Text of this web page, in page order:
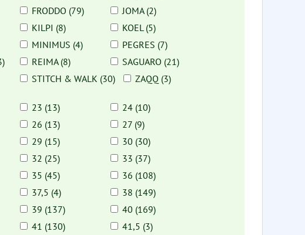
FRODDO (79)
JOMA (2)
KILPI (8)
KOEL (5)
MINIMUS (4)
PEGRES (7)
REIMA (8)
SAGUARO (21)
STITCH & WALK (30) ZAQQ (3)
23 (13)
24 (10)
26 (13)
27 (9)
29 (15)
30 (30)
32 (25)
33 (37)
35 (45)
36 (108)
37,5 (4)
38 (149)
39 (137)
40 (169)
41 (130)
41,5 (3)